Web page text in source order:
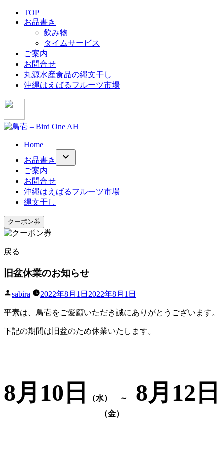
プ
TOP
お品書き
飲み物
タイムサービス
ご案内
お問合せ
丸源水産食品の縄文干し
沖縄はえばるフルーツ市場
Home
お品書き
ご案内
お問合せ
沖縄はえばるフルーツ市場
縄文干し
クーポン券
戻る
旧盆休業のお知らせ
投
者:
sabira 2022年8月1日 2022年8月1日
平素は、鳥壱をご愛顧いただき誠にありがとうございます。
下記の期間は旧盆のため休業いたします。
8月10日 （水） ～ 8月12日
（金）